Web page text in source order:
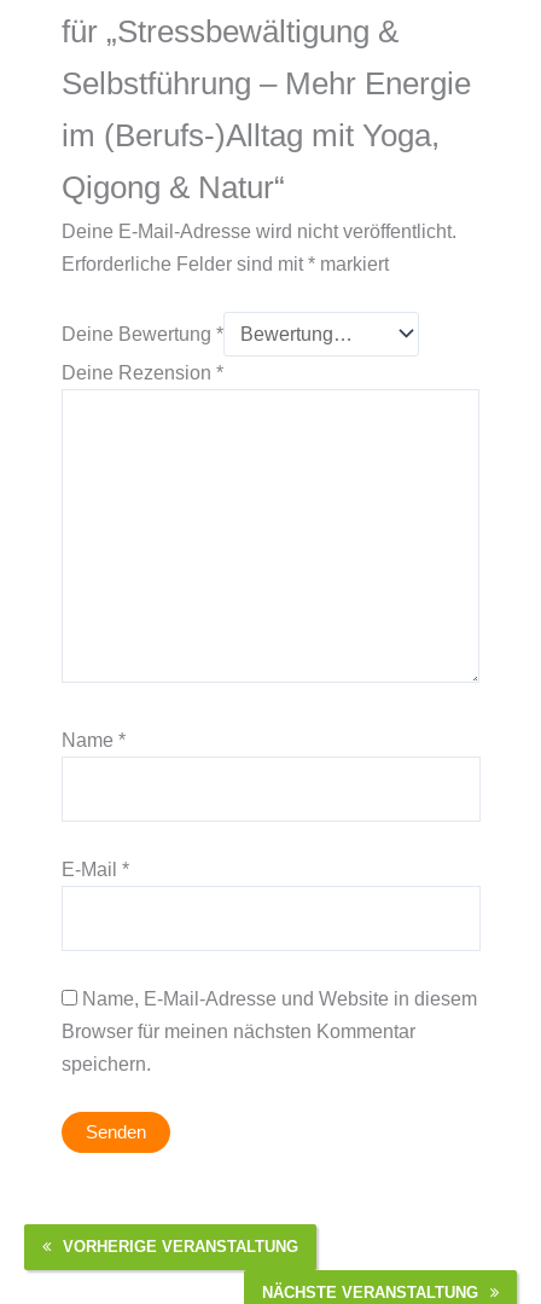
für „Stressbewältigung &
Selbstführung – Mehr Energie
im (Berufs-)Alltag mit Yoga,
Qigong & Natur“
Deine E-Mail-Adresse wird nicht veröffentlicht.
Erforderliche Felder sind mit* markiert
Deine Bewertung *
Deine Rezension *
Name *
E-Mail *
Name, E-Mail-Adresse und Website in diesem
Browser für meinen nächsten Kommentar
speichern.
VORHERIGE VERANSTALTUNG
NÄCHSTE VERANSTALTUNG